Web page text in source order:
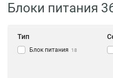
Блоки питания
Тип
Блок питания 18